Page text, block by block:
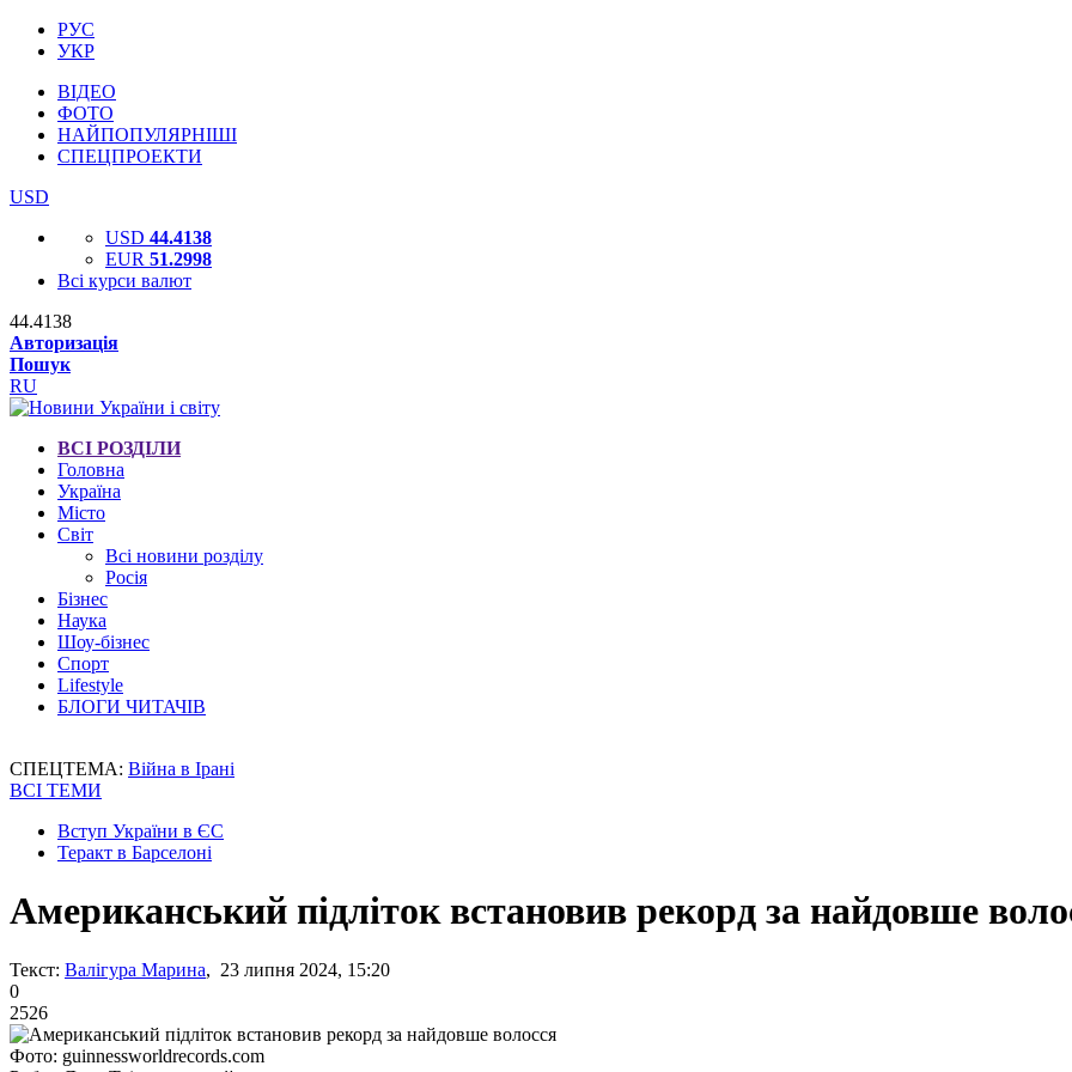
РУС
УКР
ВІДЕО
ФОТО
НАЙПОПУЛЯРНІШІ
СПЕЦПРОЕКТИ
USD
USD 44.4138
EUR 51.2998
Всі курси валют
44.4138
Авторизація
Пошук
RU
ВСІ РОЗДІЛИ
Головна
Україна
Місто
Світ
Всі новини розділу
Росія
Бізнес
Наука
Шоу-бізнес
Спорт
Lifestyle
БЛОГИ ЧИТАЧІВ
СПЕЦТЕМА: Війна в Ірані
ВСІ ТЕМИ
Вступ України в ЄС
Теракт в Барселоні
Американський підліток встановив рекорд за найдовше
Текст: Валігура Марина, 23 липня 2024, 15:20
0
2526
Фото: guinnessworldrecords.com